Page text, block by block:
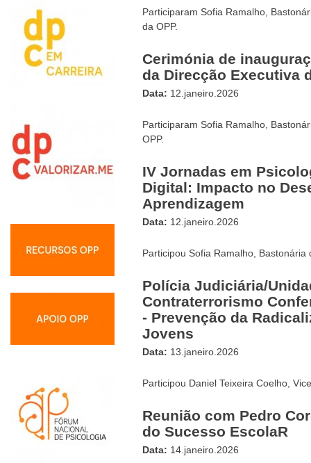
Participaram Sofia Ramalho,
da OPP.
Cerimónia de
da Direcção Executiva
Data: 12.janeiro.2026
Participaram Sofia Ramalho,
OPP.
IV Jornadas em
Digital: Impacto no
Aprendizagem
Data: 12.janeiro.2026
Participou Sofia Ramalho, Bastonária
Polícia Judiciária/
Contraterrorismo
- Prevenção da
Jovens
Data: 13.janeiro.2026
Participou Daniel Teixeira Coelho,
Reunião com Pedro
do Sucesso EscolaR
Data: 14.janeiro.2026